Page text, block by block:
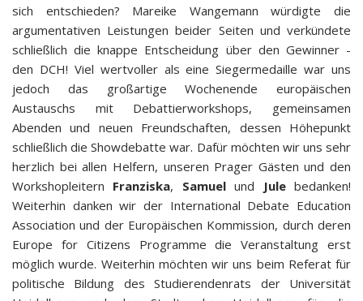
sich entschieden? Mareike Wangemann würdigte die
argumentativen Leistungen beider Seiten und verkündete
schließlich die knappe Entscheidung über den Gewinner -
den DCH! Viel wertvoller als eine Siegermedaille war uns
jedoch das großartige Wochenende europäischen
Austauschs mit Debattierworkshops, gemeinsamen
Abenden und neuen Freundschaften, dessen Höhepunkt
schließlich die Showdebatte war. Dafür möchten wir uns sehr
herzlich bei allen Helfern, unseren Prager Gästen und den
Workshopleitern Franziska, Samuelund Julebedanken!
Weiterhin danken wir der International Debate Education
Association und der Europäischen Kommission, durch deren
Europe for Citizens Programme die Veranstaltung erst
möglich wurde. Weiterhin möchten wir uns beim Referat für
politische Bildung des Studierendenrats der Universität